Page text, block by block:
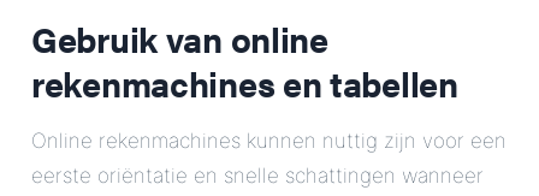
Gebruik van online
rekenmachines en tabellen
Online rekenmachines kunnen nuttig zijn voor een
eerste oriëntatie en snelle schattingen wanneer